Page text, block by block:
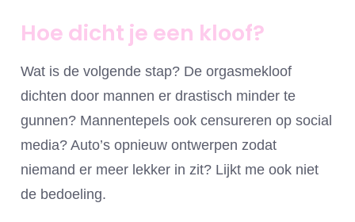
Hoe dicht je een kloof?
Wat is de volgende stap? De orgasmekloof
dichten door mannen er drastisch minder te
gunnen? Mannentepels ook censureren op social
media? Auto’s opnieuw ontwerpen zodat
niemand er meer lekker in zit? Lijkt me ook niet
de bedoeling.